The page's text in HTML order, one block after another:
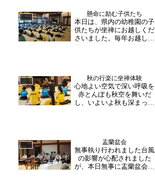
いっぱいで仕事納めになる
ので、今年の振り返りと感
謝、そして良き新年を迎え
る...
日誌 懸命に励む子供たち
本日は、県内の幼稚園の子
供たちが坐禅にお越しくだ
さいました。毎年お越しい
住職の問いかけに大きな声
で応える子供たち。坐禅の
指導もお子様目線でご指
導...
日誌 秋の行楽に坐禅体験
心地よい空気で深い呼吸を
赤とんぼも秋空を舞いだ
し、いよいよ秋も深まって
による坐禅体験をご予約い
ただいております。坐禅を
通して伝える禅の教えは、
実は...
日誌 盂蘭盆会
無事執り行われました台風
の影響が心配されました
が、本日無事に盂蘭盆会が